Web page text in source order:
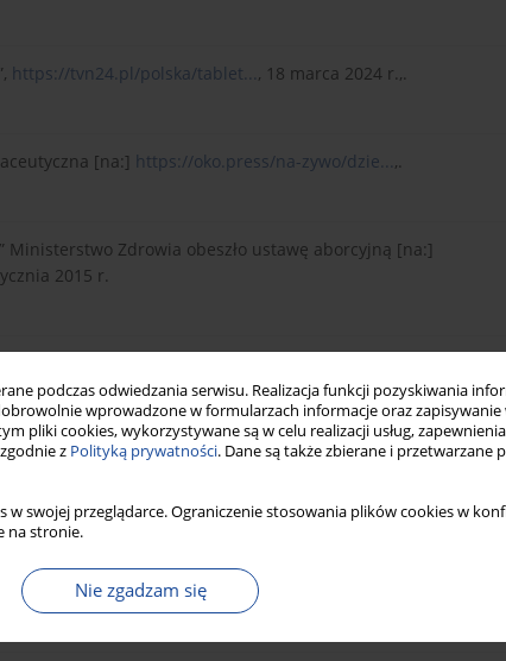
podczas odwiedzania serwisu. Realizacja funkcji pozyskiwania
wprowadzone w formularzach informacje oraz
pliki cookies, wykorzystywane są w celu realizacji usług,
z Polityką prywatności. Dane są także zbierane i przetwarzane
w swojej przeglądarce. Ograniczenie stosowania plików cookies w
na stronie.
Nie zgadzam się
https://tvn24.pl/polska/tablet..., 18 marca 2024 r.,.
[na:] https://oko.press/na-zywo/dzie...,.
Ministerstwo Zdrowia obeszło ustawę aborcyjną [na:]
2015 r.
for Human Use (CHMP) 17-20 November 2014 |
en/n....
[na:]
Tomkówa: farmaceuta jest niezależny w decyzjach [na:]
, 14 maja 2024 r.,.